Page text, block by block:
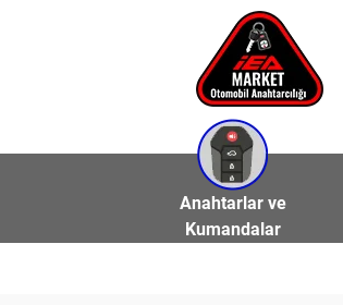
Anahtarlar ve
Kumandalar